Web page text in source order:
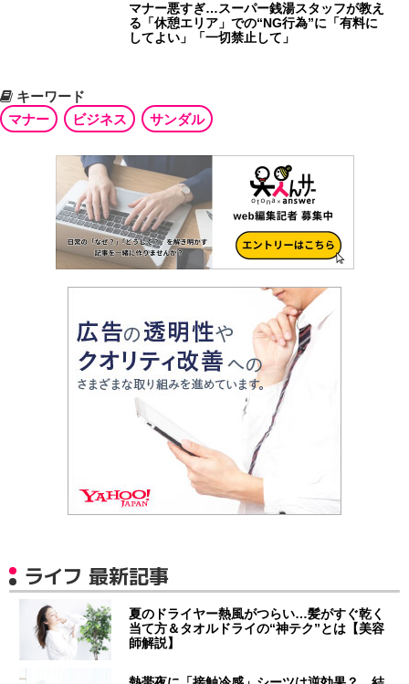
マナー悪すぎ…スーパー銭湯スタッフが教え
る「休憩エリア」での“NG行為”に「有料に
してよい」「一切禁止して」
キーワード
マナー
ビジネス サンダル
ライフ 最新記事
夏のドライヤー熱風がつらい…髪がすぐ乾く
当て方＆タオルドライの“神テク”とは【美容
師解説】